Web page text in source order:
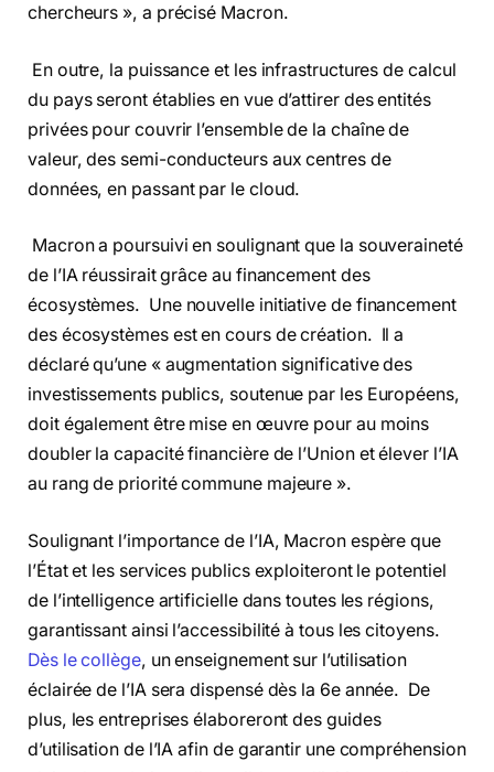
chercheurs », a précisé Macron.
En outre, la puissance et les infrastructures de calcul
du pays seront établies en vue d’attirer des entités
privées pour couvrir l’ensemble de la chaîne de
valeur, des semi-conducteurs aux centres de
données, en passant par le cloud.
Macron a poursuivi en soulignant que la souveraineté
de l’IA réussirait grâce au financement des
écosystèmes. Une nouvelle initiative de financement
des écosystèmes est en cours de création. Il a
déclaré qu’une « augmentation significative des
investissements publics, soutenue par les Européens,
doit également être mise en œuvre pour au moins
doubler la capacité financière de l’Union et élever l’IA
au rang de priorité commune majeure ».
Soulignant l’importance de l’IA, Macron espère que
l’État et les services publics exploiteront le potentiel
de l’intelligence artificielle dans toutes les régions,
garantissant ainsi l’accessibilité à tous les citoyens.
Dès le collège, un enseignement sur l’utilisation
éclairée de l’IA sera dispensé dès la 6e année. De
plus, les entreprises élaboreront des guides
d’utilisation de l’IA afin de garantir une compréhension